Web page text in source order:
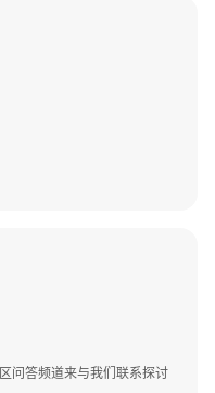
问答频道来与我们联系探讨